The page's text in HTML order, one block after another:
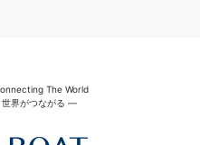
The World
界がつながる ―